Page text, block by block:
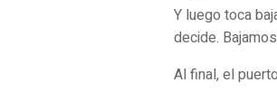
Y luego toca
decide.
Al final, el